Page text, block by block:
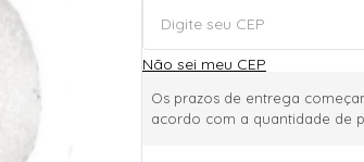
Não sei meu CEP
Os prazos de entrega
acordo com a quantidade de